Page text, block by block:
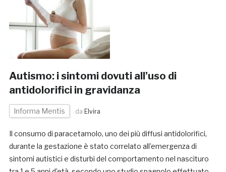
Autismo: i sintomi dovuti all’uso di
antidolorifici in gravidanza
Informa Mentis da Elvira
Il consumo di paracetamolo, uno dei più diffusi antidolorifici,
durante la gestazione è stato correlato all’emergenza di
sintomi autistici e disturbi del comportamento nel nascituro